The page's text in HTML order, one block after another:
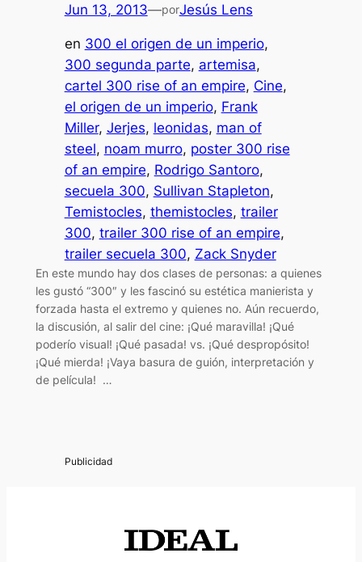
Jun 13, 2013—porJesús Lens
en 300 el origen de un imperio
300 segunda parte, artemisa
cartel 300 rise of an empire, Cine
el origen de un imperio, Frank
Miller, Jerjes, leonidas, man of
steel, noam murro, poster 300 rise
of an empire, Rodrigo Santoro
secuela 300, Sullivan Stapleton
Temistocles, themistocles, trailer
300, trailer 300 rise of an empire
trailer secuela 300, Zack Snyder
En este mundo hay dos clases de personas: a quienes
les gustó “300″ y les fascinó su estética manierista y
forzada hasta el extremo y quienes no. Aún recuerdo,
la discusión, al salir del cine: ¡Qué maravilla! ¡Qué
poderío visual! ¡Qué pasada! vs. ¡Qué despropósito!
¡Qué mierda! ¡Vaya basura de guión, interpretación y
de película! …